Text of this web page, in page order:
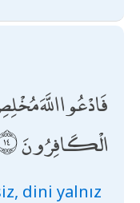
فَادْعُوا اللَّهَ
الْكَافِرُونَ
dini yalnız